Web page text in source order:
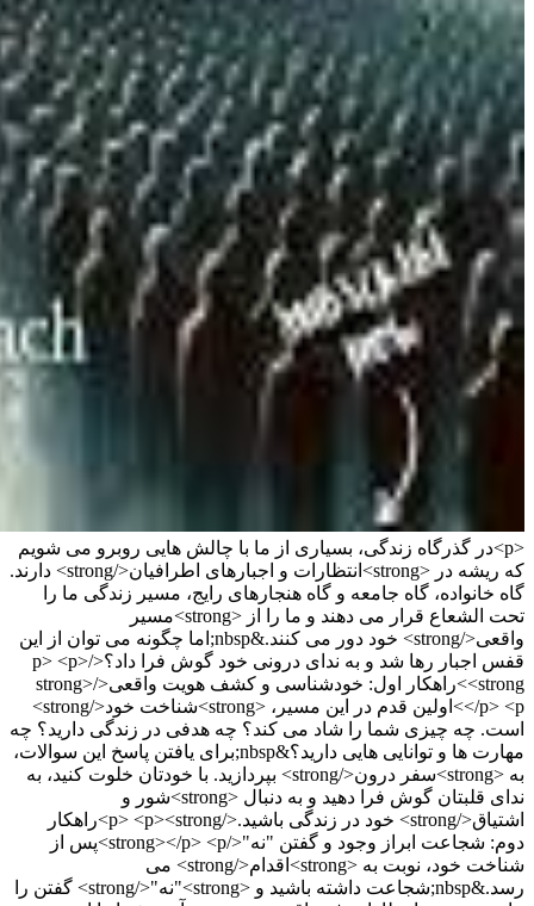
<p>در گذرگاه زندگی، بسیاری از ما با چالش هایی روبرو می شویم
که ریشه در <strong>انتظارات و اجبارهای اطرافیان</strong> دارند.
گاه خانواده، گاه جامعه و گاه هنجارهای رایج، مسیر زندگی ما را
تحت الشعاع قرار می دهند و ما را از <strong>مسیر
واقعی</strong> خود دور می کنند.&nbsp;اما چگونه می توان از این
قفس اجبار رها شد و به ندای درونی خود گوش فرا داد؟</p> <p>
<strong>راهکار اول: خودشناسی و کشف هویت واقعی</strong>
</p> <p>اولین قدم در این مسیر، <strong>شناخت خود</strong>
است. چه چیزی شما را شاد می کند؟ چه هدفی در زندگی دارید؟ چه
مهارت ها و توانایی هایی دارید؟&nbsp;برای یافتن پاسخ این سوالات،
به <strong>سفر درون</strong> بپردازید. با خودتان خلوت کنید، به
ندای قلبتان گوش فرا دهید و به دنبال <strong>شور و
اشتیاق</strong> خود در زندگی باشید.</p> <p><strong>راهکار
دوم: شجاعت ابراز وجود و گفتن "نه"</strong></p> <p>پس از
شناخت خود، نوبت به <strong>اقدام</strong> می
رسد.&nbsp;شجاعت داشته باشید و <strong>"نه"</strong> گفتن را